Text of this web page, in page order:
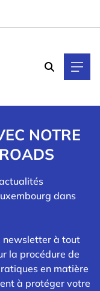
NOTRE
dans
newsletter à tout
la procédure de
en matière
à protéger votre